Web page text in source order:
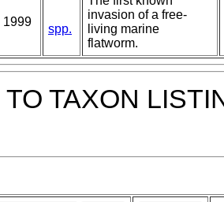
1999
spp.
invasion of a free-
living marine
flatworm.
TAXON